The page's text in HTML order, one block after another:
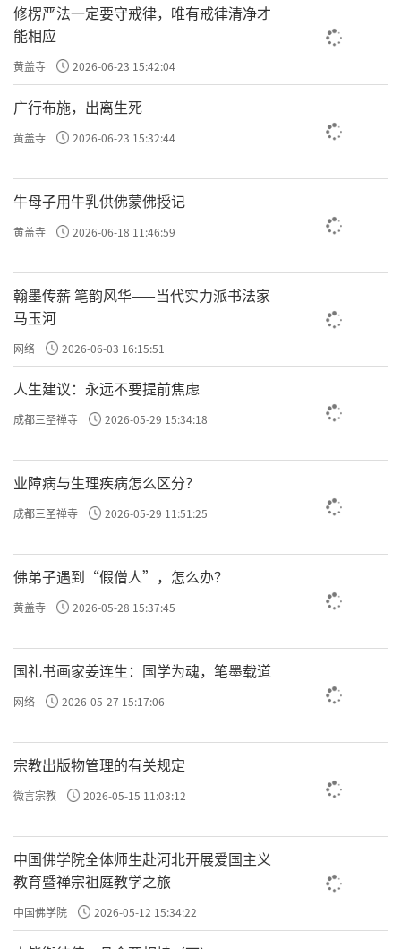
内蒙古佛教协会第九次代表会议在呼市召开，洞阔尔活
佛当选新一届理事会会长
会议审议通过了“内蒙古自治区佛教协会第八
届理事会工作报告”、“财务报告”、《内蒙
古自治区佛教协会章程（修订草案）》，成立
监事会，选举产生了新一届理事会、常务理事
会和领导班子。洞阔尔活佛当选内蒙古自治区
佛教协会第九届理事会会长，巴力吉、拉西宁
图、释澄还、释法隆、包双全、包金巴、旦却
坚赞、东德布、朝格吉拉当选副会长，格根塔
娜当选秘书长，赵九九当选为自治区佛教协会
第一届监事会监事长，张宏宇当选副监事长。
新当选的洞阔尔会长在发言中表示，全区佛教
央周围，继续高举爱国爱教旗帜，全面贯彻落
实新时代党的宗教工作政策，积极走与社会主
代表信任，持续传承佛教文化，弘扬正心正信
正行，以推进佛教中国化为主线，以全面从严
治教为抓手，凝心聚力推动佛教事业发展，共
同维护佛教界清净庄严的良好形象。
内蒙古佛教协会第九次代表会议在呼市召开，洞阔尔活
佛当选新一届理事会会长
修楞严法一定要守戒律，唯有戒律清净才
能相应
黄盖寺 2026-06-23 15:42:04
广行布施，出离生死
黄盖寺 2026-06-23 15:32:44
牛母子用牛乳供佛蒙佛授记
黄盖寺 2026-06-18 11:46:59
翰墨传薪 笔韵风华——当代实力派书法家
马玉河
网络 2026-06-03 16:15:51
人生建议：永远不要提前焦虑
成都三圣禅寺 2026-05-29 15:34:18
业障病与生理疾病怎么区分？
成都三圣禅寺 2026-05-29 11:51:25
佛弟子遇到“假僧人”，怎么办？
黄盖寺 2026-05-28 15:37:45
国礼书画家姜连生：国学为魂，笔墨载道
网络 2026-05-27 15:17:06
宗教出版物管理的有关规定
微言宗教 2026-05-15 11:03:12
中国佛学院全体师生赴河北开展爱国主义
教育暨禅宗祖庭教学之旅
中国佛学院 2026-05-12 15:34:22